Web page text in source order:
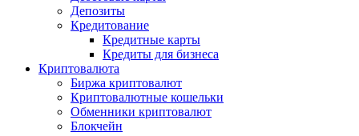
Депозиты
Кредитование
Кредитные карты
Кредиты для бизнеса
Криптовалюта
Биржа криптовалют
Криптовалютные кошельки
Обменники криптовалют
Блокчейн